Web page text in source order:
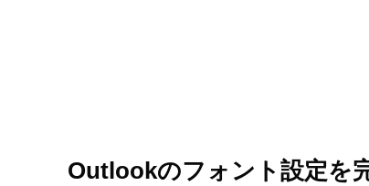
Outlookのフォント設定を